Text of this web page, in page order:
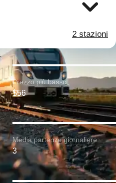
2 stazioni
Prezzo più basso:
$56
Media partenze giornaliere:
3